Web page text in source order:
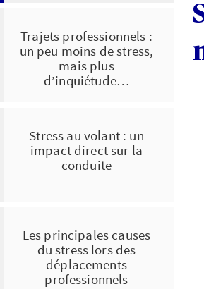
Trajets professionnels :
un peu moins de stress,
mais plus
d’inquiétude…
Stress au volant : un
impact direct sur la
conduite
Les principales causes
du stress lors des
déplacements
professionnels